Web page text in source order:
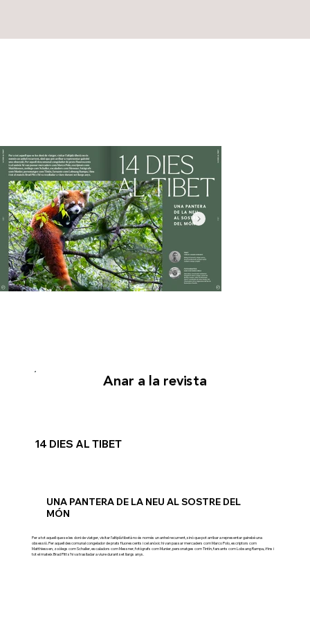
Anar a la revista
14 DIES AL TIBET
UNA PANTERA DE LA NEU AL SOSTRE DEL
MÓN
Per a tot aquell que se les doni de viatger, visitar l’altiplà tibetà no és només un anhel recurrent, sinó que pot arribar a representar gairebé una
obsessió. Per aquell descomunal congelador de prats fluorescents i cel anòxic hi van passar mercaders com Marco Polo, escriptors com
Matthiessen, zoòlegs com Schaller, escaladors com Messner, fotògrafs com Munier, personatges com Tintín, farsants com Lobsang Rampa, i fins i
tot el mateix Brad Pitt s’hi va traslladar a viure durant set llargs anys.